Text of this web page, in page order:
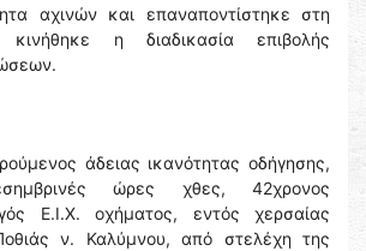
αχινών και επαναποντίστηκε στη
η διαδικασία επιβολής
άδειας ικανότητας οδήγησης,
ώρες χθες, 42χρονος
Ε.Ι.Χ. οχήματος, εντός χερσαίας
ν. Καλύμνου, από στελέχη της